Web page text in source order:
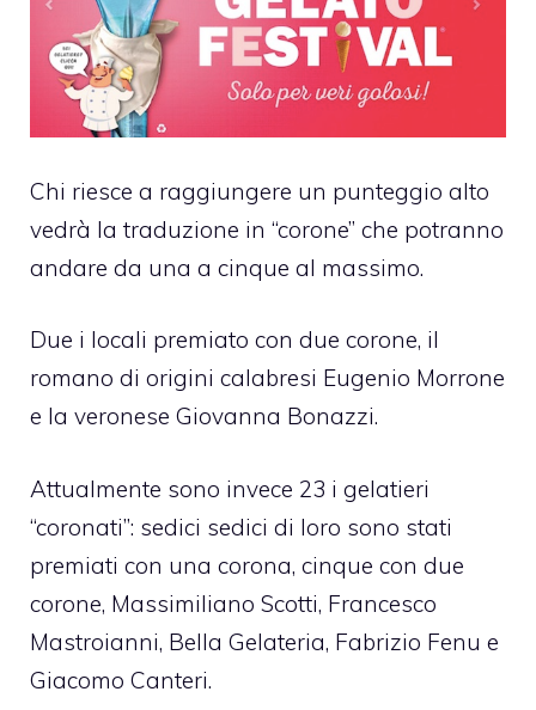
Chi riesce a raggiungere un punteggio alto
vedrà la traduzione in “corone” che potranno
andare da una a cinque al massimo.
Due i locali premiato con due corone, il
romano di origini calabresi Eugenio Morrone
e la veronese Giovanna Bonazzi.
Attualmente sono invece 23 i gelatieri
“coronati”: sedici sedici di loro sono stati
premiati con una corona, cinque con due
corone, Massimiliano Scotti, Francesco
Mastroianni, Bella Gelateria, Fabrizio Fenu e
Giacomo Canteri.